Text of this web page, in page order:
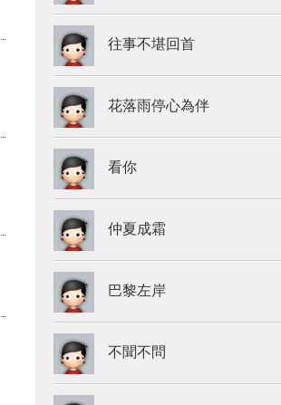
往事不堪回首
花落雨停心為伴
看你
仲夏成霜
巴黎左岸
不聞不問